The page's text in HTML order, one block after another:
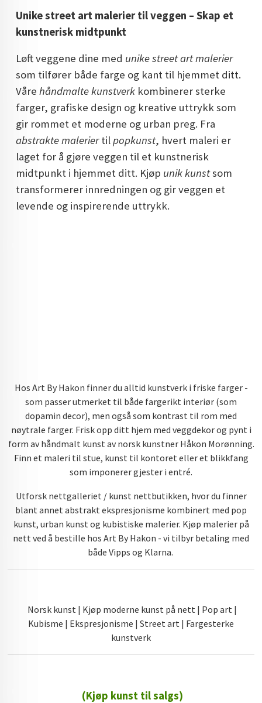
DOPAMIN DECOR NORGE
DOPAMIN DECOR NORGE
Unike street art malerier til veggen – Skap et
kunstnerisk midtpunkt
Løft veggene dine med unike street art malerier
som tilfører både farge og kant til hjemmet ditt.
Vårehåndmalte kunstverk kombinerer sterke
farger, grafiske design og kreative uttrykk som
gir rommet et moderne og urban preg. Fra
abstrakte maleriertilpopkunst, hvert maleri er
laget for å gjøre veggen til et kunstnerisk
midtpunkt i hjemmet ditt. Kjøp unik kunstsom
transformerer innredningen og gir veggen et
levende og inspirerende uttrykk.
Hos Art By Hakon finner du alltid kunstverk i friske farger -
som passer utmerket til både fargerikt interiør (som
dopamin decor), men også som kontrast til rom med
nøytrale farger. Frisk opp ditt hjem med veggdekor og pynt i
form av håndmalt kunst av norsk kunstner Håkon Morønning.
Finn et maleri til stue, kunst til kontoret eller et blikkfang
som imponerer gjester i entré.
Utforsk nettgalleriet / kunst nettbutikken, hvor du finner
blant annet abstrakt ekspresjonisme kombinert med pop
kunst, urban kunst og kubistiske malerier. Kjøp malerier på
nett ved å bestille hos Art By Hakon - vi tilbyr betaling med
både Vipps og Klarna.
Norsk kunst | Kjøp moderne kunst på nett | Pop art |
Kubisme | Ekspresjonisme | Street art | Fargesterke
kunstverk
(Kjøp kunst til salgs)